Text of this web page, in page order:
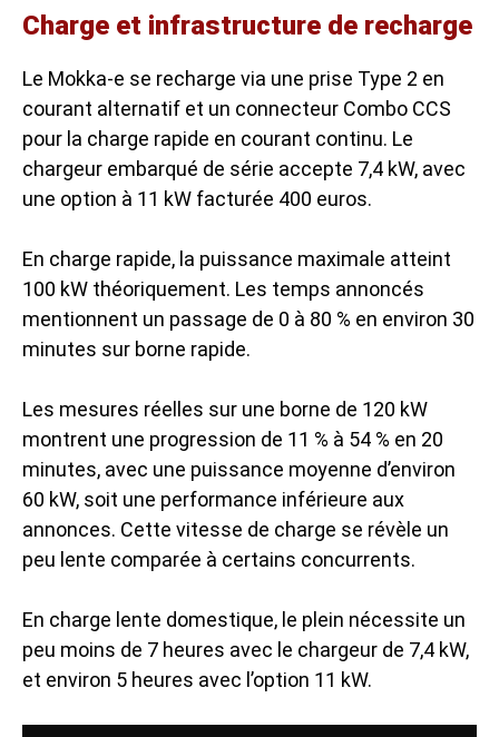
Charge et infrastructure de recharge
Le Mokka-e se recharge via une prise Type 2 en
courant alternatif et un connecteur Combo CCS
pour la charge rapide en courant continu. Le
chargeur embarqué de série accepte 7,4 kW, avec
une option à 11 kW facturée 400 euros.
En charge rapide, la puissance maximale atteint
100 kW théoriquement. Les temps annoncés
mentionnent un passage de 0 à 80 % en environ 30
minutes sur borne rapide.
Les mesures réelles sur une borne de 120 kW
montrent une progression de 11 % à 54 % en 20
minutes, avec une puissance moyenne d’environ
60 kW, soit une performance inférieure aux
annonces. Cette vitesse de charge se révèle un
peu lente comparée à certains concurrents.
En charge lente domestique, le plein nécessite un
peu moins de 7 heures avec le chargeur de 7,4 kW,
et environ 5 heures avec l’option 11 kW.